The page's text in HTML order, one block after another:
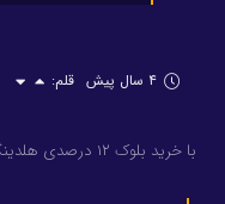
۴ سال پیش قلم:
با خرید بلوک ۱۲ درصدی هلدینگ خلیج فارس انجام شد :